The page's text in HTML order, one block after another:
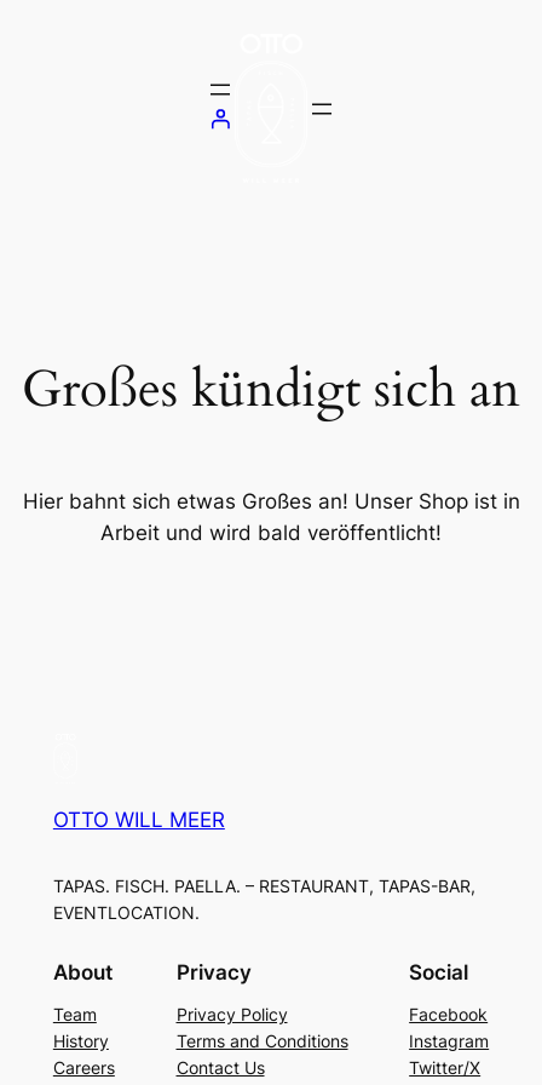
Großes kündigt sich an
Hier bahnt sich etwas Großes an! Unser Shop ist in
Arbeit und wird bald veröffentlicht!
OTTO WILL MEER
TAPAS. FISCH. PAELLA. – RESTAURANT, TAPAS-BAR,
EVENTLOCATION.
About
Team
History
Careers
Privacy
Privacy Policy
Terms and Conditions
Contact Us
Social
Facebook
Instagram
Twitter/X